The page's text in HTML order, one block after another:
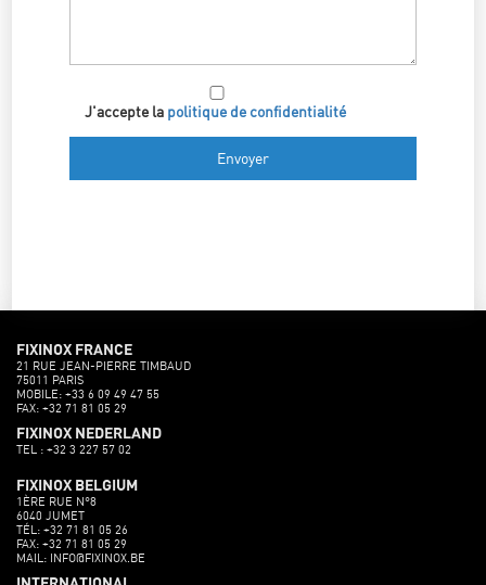
J'accepte la politique de confidentialité
FIXINOX FRANCE
21 RUE JEAN-PIERRE TIMBAUD
75011 PARIS
MOBILE: +33 6 09 49 47 55
FAX: +32 71 81 05 29
FIXINOX NEDERLAND
TEL : +32 3 227 57 02
FIXINOX BELGIUM
1ÈRE RUE N°8
6040 JUMET
TÉL: +32 71 81 05 26
FAX: +32 71 81 05 29
MAIL: INFO@FIXINOX.BE